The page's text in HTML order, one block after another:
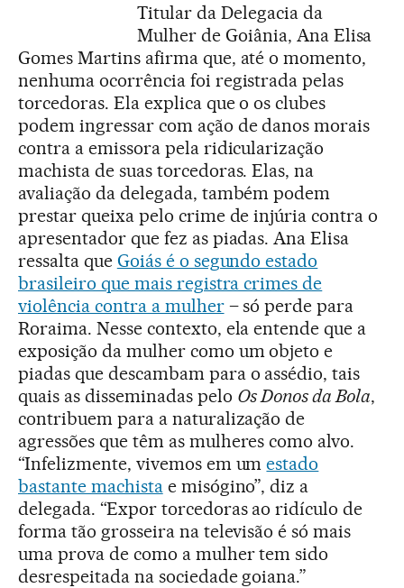
Titular da Delegacia da
Mulher de Goiânia, Ana Elisa
Gomes Martins afirma que, até o momento,
nenhuma ocorrência foi registrada pelas
torcedoras. Ela explica que o os clubes
podem ingressar com ação de danos morais
contra a emissora pela ridicularização
machista de suas torcedoras. Elas, na
avaliação da delegada, também podem
prestar queixa pelo crime de injúria contra o
apresentador que fez as piadas. Ana Elisa
ressalta que Goiás é o segundo estado
brasileiro que mais registra crimes de
violência contra a mulher– só perde para
Roraima. Nesse contexto, ela entende que a
exposição da mulher como um objeto e
piadas que descambam para o assédio, tais
quais as disseminadas pelo Os Donos da Bola,
contribuem para a naturalização de
agressões que têm as mulheres como alvo.
“Infelizmente, vivemos em umestado
bastante machistae misógino”, diz a
delegada. “Expor torcedoras ao ridículo de
forma tão grosseira na televisão é só mais
uma prova de como a mulher tem sido
desrespeitada na sociedade goiana.”